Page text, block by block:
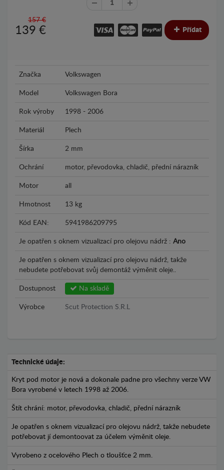
157 €
139 € Přídat
Značka Volkswagen
Model Volkswagen Bora
Rok výroby 1998 - 2006
Materiál Plech
Šírka 2 mm
Ochrání motor, převodovka, chladič, přední nárazník
Motor all
Hmotnost 13 kg
Kód EAN: 5941986209795
Je opatřen s oknem vizualizací pro olejovu nádrž : Ano
Je opatřen s oknem vizualizací pro olejovu nádrž, takže
nebudete potřebovat svůj demontáž výměnit oleje..
Dostupnost Na skladě
Výrobce Scut Protection S.R.L
Technické údaje:
Kryt pod motor je nová a dokonale padne pro všechny verze VW
Bora vyrobené v letech 1998 až 2006.
Štít chrání: motor, převodovka, chladič, přední nárazník
Je opatřen s oknem vizualizací pro olejovu nádrž, takže nebudete
potřebovat jí demontoovat za účelem výměnit oleje.
Vyrobeno z ocelového Plech o tloušťce 2 mm.